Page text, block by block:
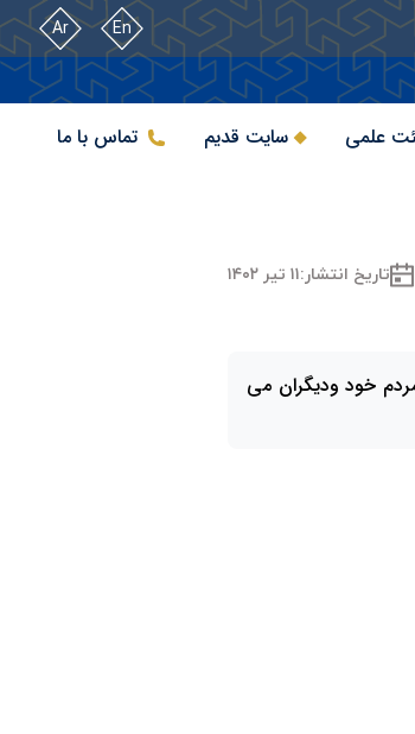
En
Ar
علمی سایت قدیم تماس با ما
تاریخ انتشار:۱۱ تیر ۱۴۰۲
خود ودیگران می